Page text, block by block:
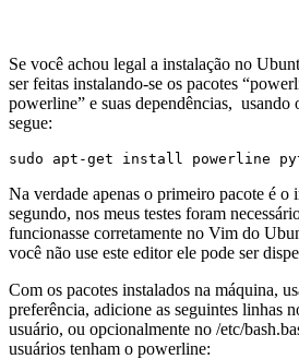
Se você achou legal a instalação no
ser feitas instalando-se os pacotes
powerline” e suas dependências, usando
segue:
sudo apt-get install powerline
Na verdade apenas o primeiro pacote é o
segundo, nos meus testes foram
funcionasse corretamente no Vim do
você não use este editor ele pode ser
Com os pacotes instalados na máquina,
preferência, adicione as seguintes linhas
usuário, ou opcionalmente no /etc/
usuários tenham o powerline: